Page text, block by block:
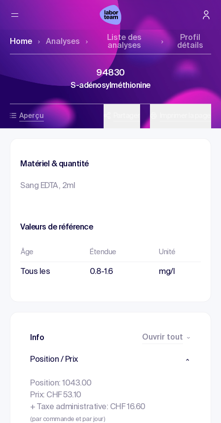
Home Analyses
Liste des
analyses
Profil
détails
Aperçu
94830
S-adénosylméthionine
Matériel & quantité
Sang EDTA, 2ml
Valeurs de référence
Âge Étendue Unité
Tous les 0.8-1.6 mg/l
Info Ouvrir tout
Position / Prix
Position: 1043.00
Prix: CHF 53.10
+ Taxe administrative: CHF 16.60
(par commande et par jour)